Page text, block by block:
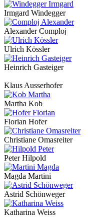
Irmgard Windegger
Alexander Comploj
Ulrich Kössler
Heinrich Gasteiger
Klaus Ausserhofer
Martha Kob
Florian Hofer
Christiane Omasreiter
Peter Hilpold
Magda Martini
Astrid Schönweger
Katharina Weiss